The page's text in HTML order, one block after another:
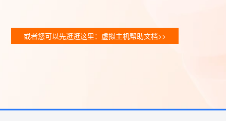
或者您可以先逛逛这里：虚拟主机帮助文档>>